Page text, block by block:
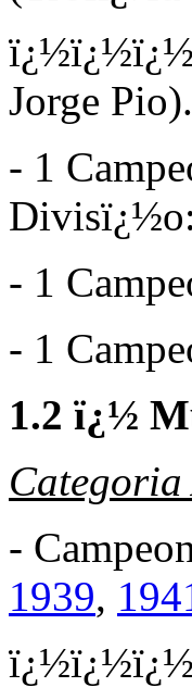
Jorge Pio).
- 1
- 1
- 1
1.2 ï¿½
-
1939,